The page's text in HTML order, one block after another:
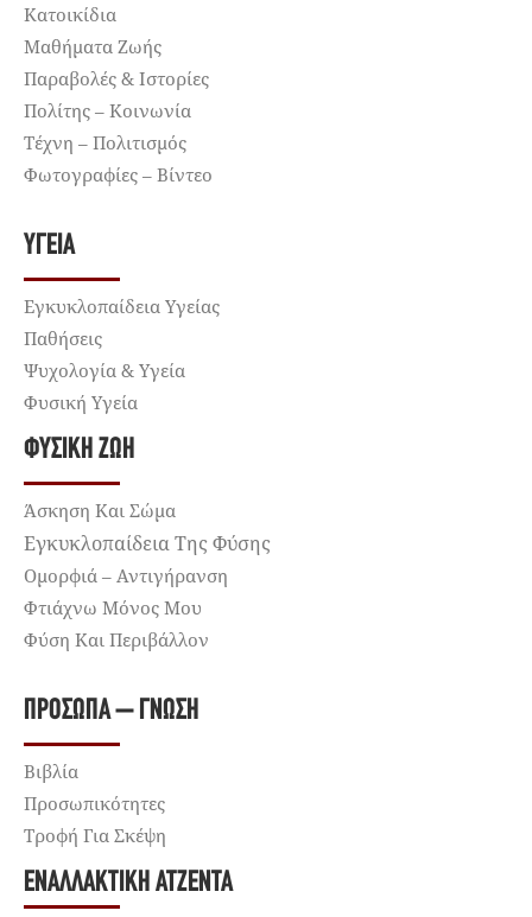
Κατοικίδια
Μαθήματα Ζωής
Παραβολές & Ιστορίες
Πολίτης – Κοινωνία
Τέχνη – Πολιτισμός
Φωτογραφίες – Βίντεο
ΥΓΕΊΑ
Εγκυκλοπαίδεια Υγείας
Παθήσεις
Ψυχολογία & Υγεία
Φυσική Υγεία
ΦΥΣΙΚΉ ΖΩΉ
Άσκηση Και Σώμα
Εγκυκλοπαίδεια Της Φύσης
Ομορφιά – Αντιγήρανση
Φτιάχνω Μόνος Μου
Φύση Και Περιβάλλον
ΠΡΌΣΩΠΑ – ΓΝΏΣΗ
Βιβλία
Προσωπικότητες
Τροφή Για Σκέψη
ΕΝΑΛΛΑΚΤΙΚΉ ΑΤΖΈΝΤΑ